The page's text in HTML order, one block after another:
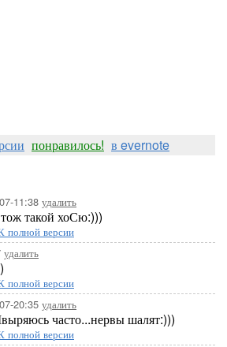
понравилось! в evernote
11:38 удалить
такой хоСю:)))
полной версии
удалить
полной версии
20:35 удалить
часто...нервы шалят:)))
полной версии